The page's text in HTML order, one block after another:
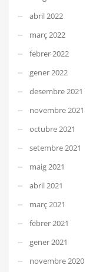
abril 2022
març 2022
febrer 2022
gener 2022
desembre 2021
novembre 2021
octubre 2021
setembre 2021
maig 2021
abril 2021
març 2021
febrer 2021
gener 2021
novembre 2020